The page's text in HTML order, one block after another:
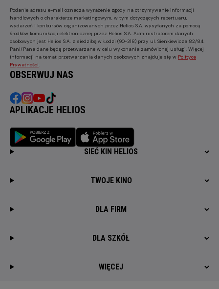
Podanie adresu e-mail oznacza wyrażenie zgody na otrzymywanie informacji
handlowych o charakterze marketingowym, w tym dotyczących repertuaru,
wydarzeń i konkursów organizowanych przez Helios S.A. wysyłanych za pomocą
środków komunikacji elektronicznej przez Helios S.A. Administratorem danych
osobowych jest Helios S.A. z siedzibą w Łodzi (90-318) przy ul. Sienkiewicza 82/84.
Pani/Pana dane będą przetwarzane w celu wykonania zamówionej usługi. Więcej
informacji na temat przetwarzania danych osobowych znajduje się w Polityce
Prywatności.
OBSERWUJ NAS
APLIKACJE HELIOS
SIEĆ KIN HELIOS
TWOJE KINO
DLA FIRM
DLA SZKÓŁ
WIĘCEJ